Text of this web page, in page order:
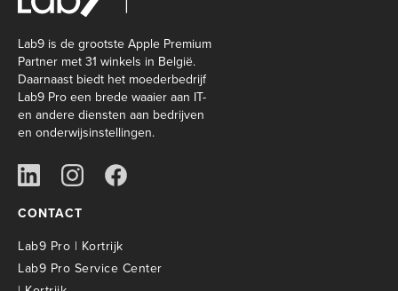
Lab9 is de grootste Apple Premium
Partner met 31 winkels in België.
Daarnaast biedt het moederbedrijf
Lab9 Pro een brede waaier aan IT-
en andere diensten aan bedrijven
en onderwijsinstellingen.
CONTACT
Lab9 Pro | Kortrijk
Lab9 Pro Service Center